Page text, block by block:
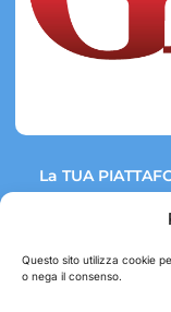
Questo sito utilizza cookie
o nega il consenso.
La TUA
Link rapidi: